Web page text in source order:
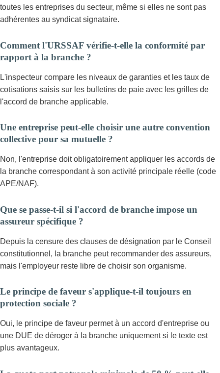
toutes les entreprises du secteur, même si elles ne sont pas
adhérentes au syndicat signataire.
Comment l'URSSAF vérifie-t-elle la conformité par
rapport à la branche ?
L'inspecteur compare les niveaux de garanties et les taux de
cotisations saisis sur les bulletins de paie avec les grilles de
l'accord de branche applicable.
Une entreprise peut-elle choisir une autre convention
collective pour sa mutuelle ?
Non, l'entreprise doit obligatoirement appliquer les accords de
la branche correspondant à son activité principale réelle (code
APE/NAF).
Que se passe-t-il si l'accord de branche impose un
assureur spécifique ?
Depuis la censure des clauses de désignation par le Conseil
constitutionnel, la branche peut recommander des assureurs,
mais l'employeur reste libre de choisir son organisme.
Le principe de faveur s'applique-t-il toujours en
protection sociale ?
Oui, le principe de faveur permet à un accord d'entreprise ou
une DUE de déroger à la branche uniquement si le texte est
plus avantageux.